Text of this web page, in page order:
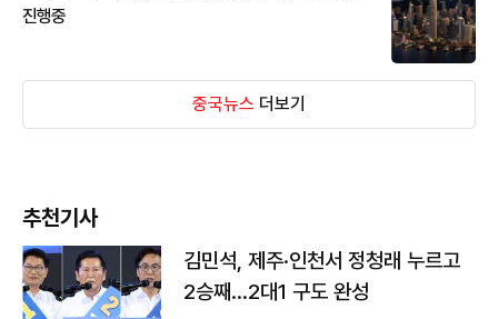
진행중
중국뉴스 더보기
추천기사
김민석, 제주·인천서 정청래 누르고
2승째…2대1 구도 완성